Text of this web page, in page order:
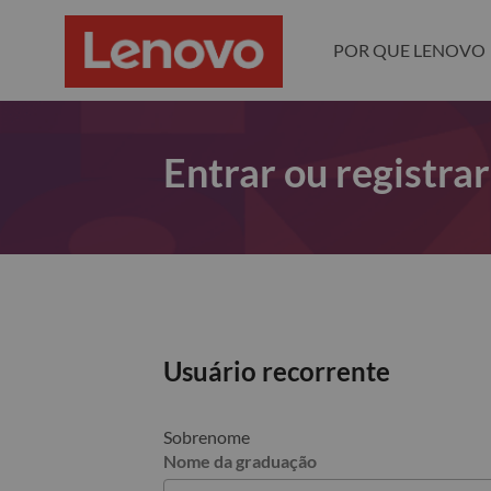
POR QUE LENOVO
Entrar ou
Usuário recorrente
Sobrenome
Nome da graduação